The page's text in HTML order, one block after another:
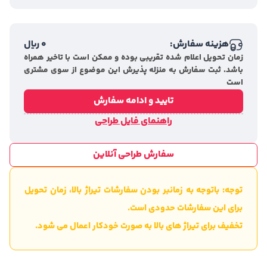
هزینه سفارش: 0ریال
زمان تحویل اعلام شده تقریبی بوده و ممکن است با تاخیر همراه
باشد. ثبت سفارش به منزله پذیرش این موضوع از سوی مشتری
است
تایید و ادامه سفارش
راهنمای فایل طراحی
سفارش طراحی آنلاین
توجه: باتوجه به زمانبر بودن سفارشات تیراژ بالا، زمان تحویل
برای این سفارشات حدودی است.
تخفیف برای تیراژ های بالا به صورت خودکار اعمال می شود.